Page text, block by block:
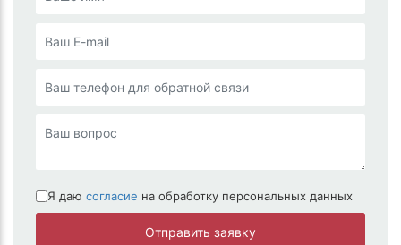
Я даю согласие на обработку персональных данных
Отправить заявку